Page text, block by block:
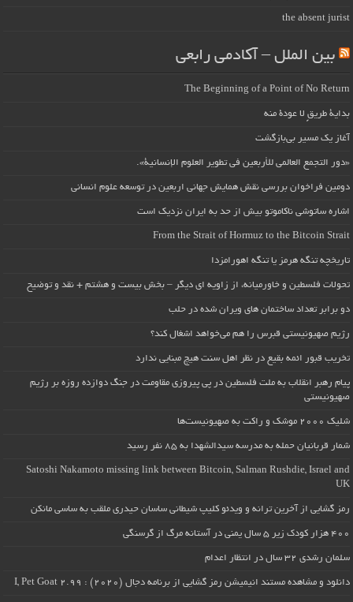
the absent jurist
بین الملل – آکادمی رابعی
The Beginning of a Point of No Return
بداية طريقٍ لا عودة منه
آغاز یک مسیر بی‌بازگشت
«دور التجمع العالمي للأربعين في تطوير العلوم الإنسانية».
دومین فراخوان بررسی نقش همایش جهانی اربعین در توسعه علوم انسانی
اشاره ساتوشی ناکاموتو بیش از حد به ایران نزدیک است
From the Strait of Hormuz to the Bitcoin Strait
تاریخچه تنگه هرمز یا تنگه اهورامزدا
تحولات فلسطین و خاورمیانه، از زاویه ای دیگر – بخش بیست و هشتم + نقد و توضیح
دو برابر تعداد ساختمان های ویران شده در حلب
رژیم صهیونیستی قبرس را هم می‌خواهد اشغال کند؟
تخریب قبور ائمه بقیع در نظر اهل سنت هیچ مبنایی ندارد
پیام رهبر انقلاب به ملت فلسطین در پی پیروزی مقاومت در جنگ دوازده روزه بر رژیم
صهیونیستی
شلیک ۲۰۰۰ موشک و راکت به صهیونیست‌ها
شمار قربانیان حمله به مدرسه سیدالشهدا به ۸۵ نفر رسید
Satoshi Nakamoto missing link between Bitcoin, Salman Rushdie, Israel and
UK
رمز گشایی از آخرین ترانه و ویدئو کلیپ شیطانی ساسان حیدری ملقب به ساسی مانکن
۴۰۰ هزار کودک زیر ۵ سال یمنی در آستانه مرگ از گرسنگی
سلمان رشدی ۳۲ سال در انتظار اعدام
دانلود و مشاهده مستند انیمیشن رمز گشایی از برنامه دجال (۲۰۲۰) : I, Pet Goat 2.99